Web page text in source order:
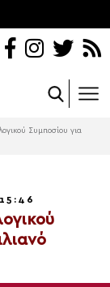
Συμποσίου για